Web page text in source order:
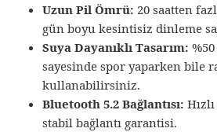
Uzun Pil Ömrü: 20 saatten
gün boyu kesintisiz dinleme
Suya Dayanıklı Tasarım:
sayesinde spor yaparken bile
kullanabilirsiniz.
Bluetooth 5.2 Bağlantısı:
stabil bağlantı garantisi.